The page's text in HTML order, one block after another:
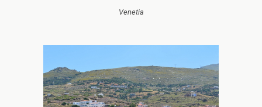
Venetia